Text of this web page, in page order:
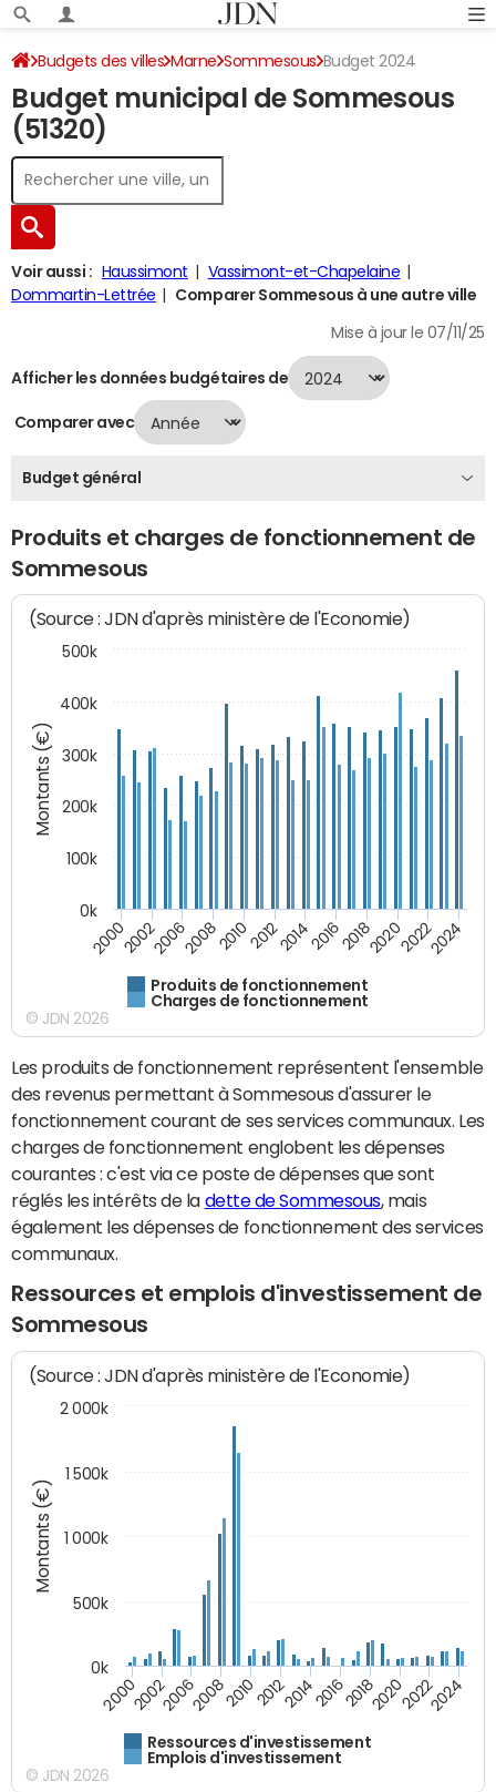
Budgets des villes Marne Sommesous Budget 2024
Budget municipal de Sommesous
(51320)
Voir aussi : Haussimont
Vassimont-et-Chapelaine
Dommartin-Lettrée
Comparer Sommesous à une autre ville
Mise à jour le 07/11/25
Afficher les données budgétaires de
Comparer avec
Budget général
Produits et charges de fonctionnement de
Sommesous
Montants (€)
(Source : JDN d'après ministère de l'Economie)
Produits de fonctionnement
Charges de fonctionnement
200020022006200820102012201420162018202020222024
0k
100k
200k
300k
400k
500k
© JDN 2026
Les produits de fonctionnement représentent l'ensemble
des revenus permettant à Sommesous d'assurer le
fonctionnement courant de ses services communaux. Les
charges de fonctionnement englobent les dépenses
courantes : c'est via ce poste de dépenses que sont
réglés les intérêts de la dette de Sommesous, mais
également les dépenses de fonctionnement des services
communaux.
Ressources et emplois d'investissement de
Sommesous
Montants (€)
(Source : JDN d'après ministère de l'Economie)
Ressources d'investissement
Emplois d'investissement
200020022006200820102012201420162018202020222024
0k
500k
1 000k
1 500k
2 000k
© JDN 2026